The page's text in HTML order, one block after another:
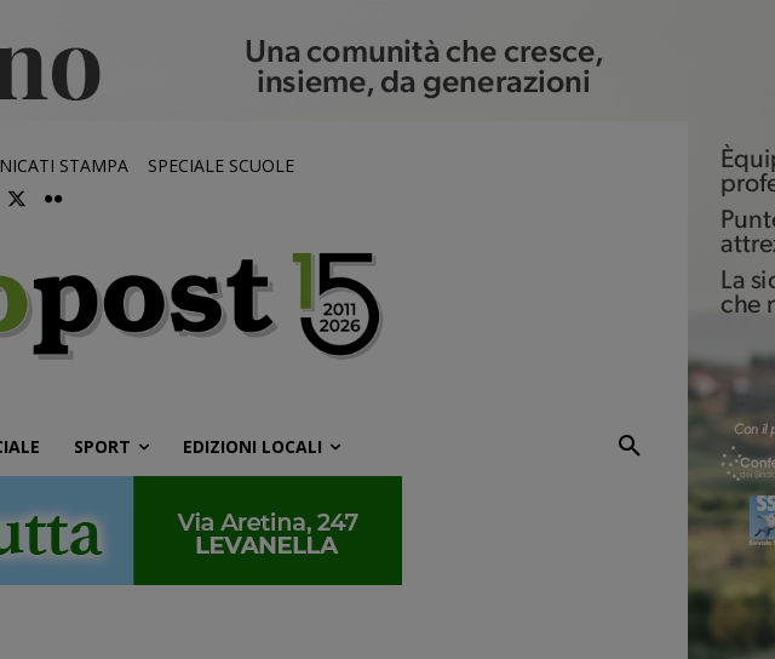
STAMPA SPECIALE SCUOLE
SPORT EDIZIONI LOCALI